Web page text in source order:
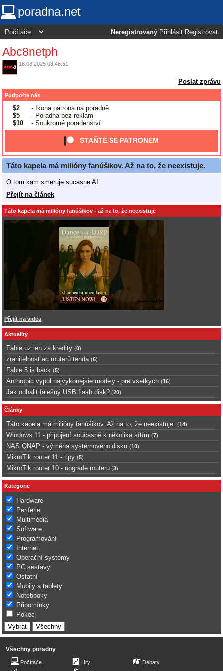
poradna.net
Neregistrovaný Přihlásit Registrovat
Abc8netph
18.08.2025 03:46:51
Poslat zprávu
Podpořte nás
$2
- Ikona patrona na poradně
$5
- Poradna bez reklam
$10
- Soukromé poradenství
STAŇTE SE PATRONEM
Táto kapela má milióny fanúšikov. Až na to, že neexistuje.
O tom kam smeruje sucasne AI.
Přejít na článek
Táto kapela má milióny fanúšikov - až na to, že neexistuje
Přejít na videa
Aktuality
Fable uz len za kredity (0)
zranitelnost ac routerů tenda (6)
Fable 5 is back (5)
Anthropic vypol najvykonejsie modely - pre vsetkych (16)
Jak odhalit falešný USB flash disk? (20)
Články
Táto kapela má milióny fanúšikov. Až na to, že neexistuje. (14)
Windows 11 - připojení současně k několika sítím (7)
NAS QNAP - výměna systémového disku (10)
MikroTik router 11 - tipy (5)
MikroTik router 10 - upgrade routeru (3)
Kategorie
Hardware
Periferie
Multimédia
Software
Programování
Internet
Operační systémy
PC sestavy
Ostatní
Mobily a tablety
Notebooky
Připomínky
Pokec
Všechny poradny
Počítače
Hry
Debaty